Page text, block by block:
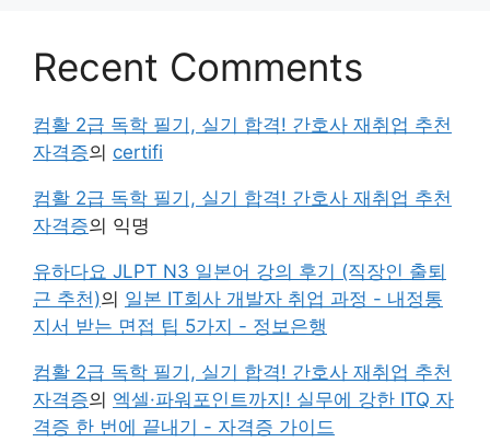
Recent Comments
컴활 2급 독학 필기, 실기 합격! 간호사 재취업 추천
자격증의 certifi
컴활 2급 독학 필기, 실기 합격! 간호사 재취업 추천
자격증의 익명
유하다요 JLPT N3 일본어 강의 후기 (직장인 출퇴
근 추천)의 일본 IT회사 개발자 취업 과정 - 내정통
지서 받는 면접 팁 5가지 - 정보은행
컴활 2급 독학 필기, 실기 합격! 간호사 재취업 추천
자격증의 엑셀·파워포인트까지! 실무에 강한 ITQ 자
격증 한 번에 끝내기 - 자격증 가이드